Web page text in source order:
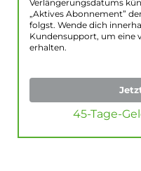
Verlängerungsdatums
„Aktives Abonnement”
folgst. Wende dich
Kundensupport, um eine
erhalten.
45-Tage-